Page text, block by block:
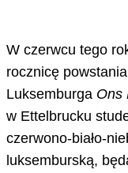
W czerwcu tego
rocznicę
Luksemburga Ons
w Ettelbrucku
czerwono-biało-
luksemburską,